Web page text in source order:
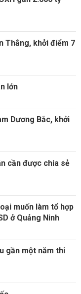
Thắng, khởi điểm 7
lớn
Dương Bắc, khởi
cần được chia sẻ
muốn làm tổ hợp
ở Quảng Ninh
gần một năm thi